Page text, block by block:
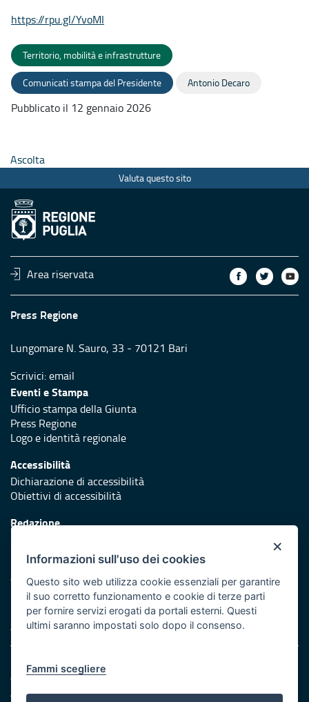
https://rpu.gl/YvoMI
Territorio, mobilità e infrastrutture
Comunicati stampa del Presidente Antonio Decaro
Pubblicato il 12 gennaio 2026
Ascolta
Valuta questo sito
Area riservata
Press Regione
Lungomare N. Sauro, 33 - 70121 Bari
Scrivici:email
Eventi e Stampa
Ufficio stampa della Giunta
Press Regione
Logo e identità regionale
Accessibilità
Dichiarazione di accessibilità
Obiettivi di accessibilità
Redazione
Protezione civile
Vai al sito di Protezione Civile Puglia
Iniziativa finanziata con risorse del POR Puglia 2014/2020 -
Asse XI
Note legali
Cookie e privacy
Amministrazione trasparente
×
Informazioni sull'uso dei cookies
Questo sito web utilizza cookie essenziali per garantire
il suo corretto funzionamento e cookie di terze parti
per fornire servizi erogati da portali esterni. Questi
ultimi saranno impostati solo dopo il consenso.
Fammi scegliere